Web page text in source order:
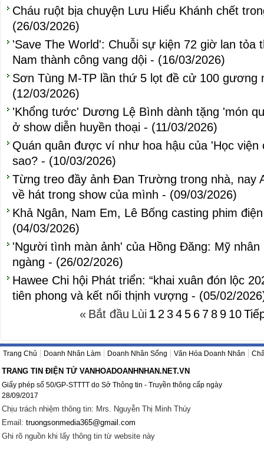
Cháu ruột bịa chuyện Lưu Hiểu Khánh chết
(26/03/2026)
'Save The World': Chuỗi sự kiện 72 giờ lan tỏa
Nam thành công vang dội - (16/03/2026)
Sơn Tùng M-TP lần thứ 5 lọt đề cử 100 gương
(12/03/2026)
'Khổng tước' Dương Lệ Bình dành tặng 'món
ở show diễn huyền thoại - (11/03/2026)
Quán quân được ví như hoa hậu của 'Học
sao? - (10/03/2026)
Từng treo đầy ảnh Đan Trường trong nhà, nay
về hát trong show của mình - (09/03/2026)
Khả Ngân, Nam Em, Lê Bống casting phim
(04/03/2026)
'Người tình màn ảnh' của Hồng Đăng: Mỹ
ngàng - (26/02/2026)
Hawee Chi hội Phát triển: “khai xuân đón lộc
tiên phong và kết nối thịnh vượng - (05/02/
« Bắt đầu Lùi 1 2 34 5 6 7 8 9 10
Trang Chủ Doanh Nhân Làm Doanh Nhân Sống Văn Hóa Doanh Nhân
TRANG TIN ĐIỆN TỬ VANHOADOANHNHAN.NET.VN
Giấy phép số 50/GP-STTTT do Sở Thông tin - Truyền thông cấp ngày
28/09/2017
Chịu trách nhiệm thông tin: Mrs. Nguyễn Thị Minh Thúy
Email: truongsonmedia365@gmail.com
Ghi rõ nguồn khi lấy thông tin từ website này